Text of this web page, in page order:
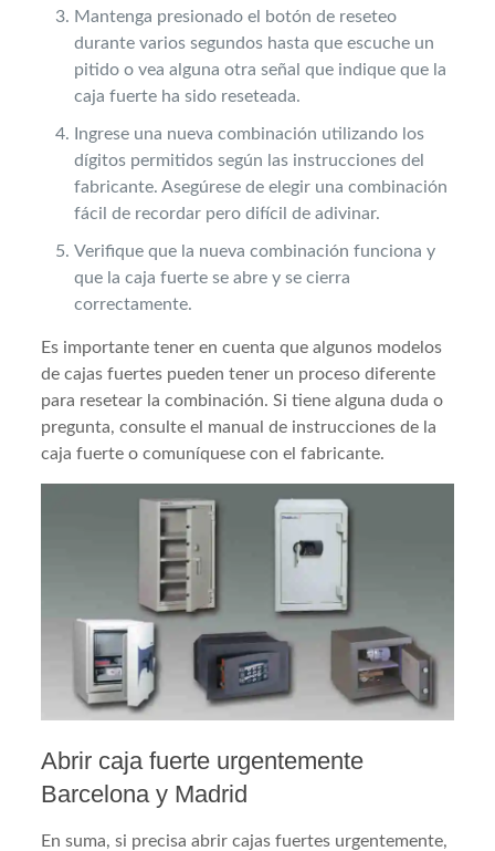
Mantenga presionado el botón de reseteo
durante varios segundos hasta que escuche un
pitido o vea alguna otra señal que indique que la
caja fuerte ha sido reseteada.
Ingrese una nueva combinación utilizando los
dígitos permitidos según las instrucciones del
fabricante. Asegúrese de elegir una combinación
fácil de recordar pero difícil de adivinar.
Verifique que la nueva combinación funciona y
que la caja fuerte se abre y se cierra
correctamente.
Es importante tener en cuenta que algunos modelos
de cajas fuertes pueden tener un proceso diferente
para resetear la combinación. Si tiene alguna duda o
pregunta, consulte el manual de instrucciones de la
caja fuerte o comuníquese con el fabricante.
Abrir caja fuerte urgentemente
Barcelona y Madrid
En suma, si precisa abrir cajas fuertes urgentemente,